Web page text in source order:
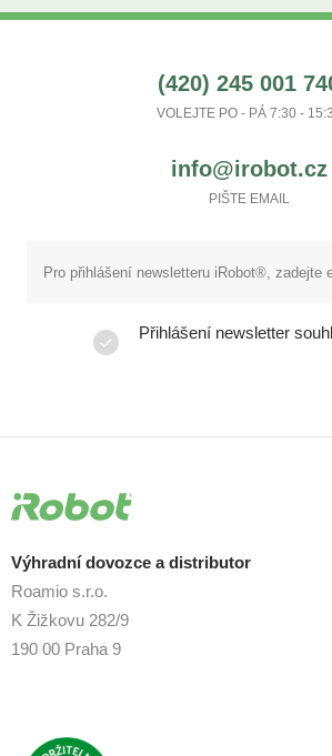
(420) 245 001
VOLEJTE PO - PÁ 7:30 -
info@irobot.cz
PIŠTE EMAIL
Přihlášení newsletter
Výhradní dovozce a distributor
Roamio s.r.o.
K Žižkovu 282/9
190 00 Praha 9